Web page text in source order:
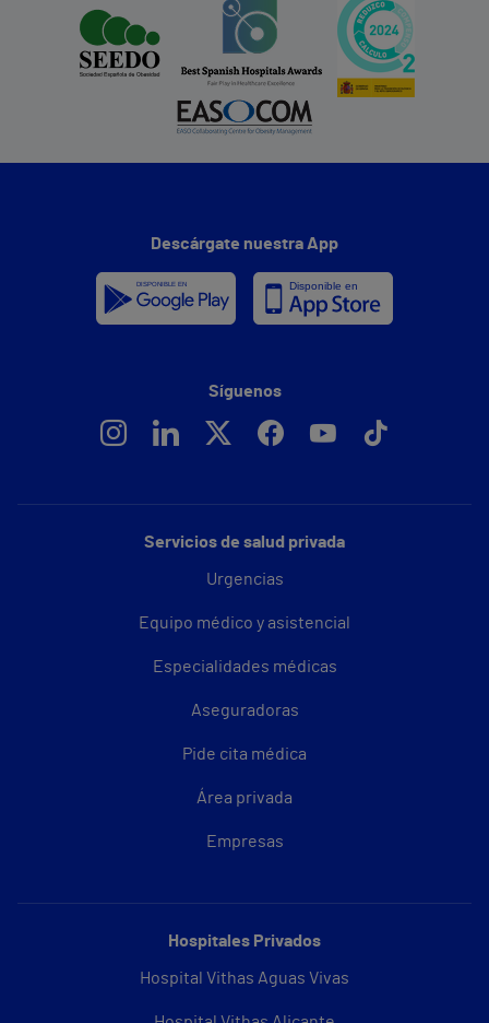
Servicios de salud privada
Urgencias
Equipo médico y asistencial
Especialidades médicas
Aseguradoras
Pide cita médica
Área privada
Empresas
Hospitales Privados
Hospital Vithas Aguas Vivas
Descárgate nuestra App
Síguenos